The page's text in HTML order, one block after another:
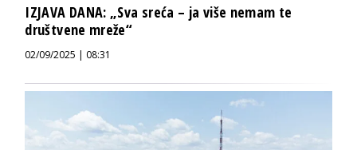
IZJAVA DANA: „Sva sreća – ja više nemam te
društvene mreže“
02/09/2025 | 08:31